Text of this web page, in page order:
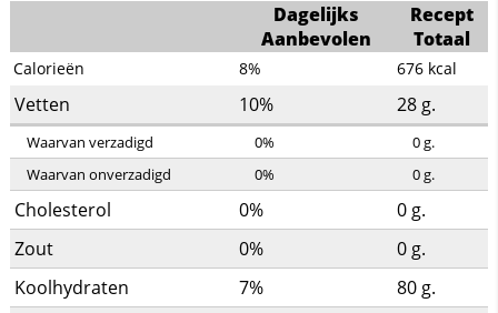
Dagelijks
Aanbevolen
Recept
Totaal
Calorieën 8% 676 kcal
Vetten 10% 28 g.
Waarvan verzadigd 0% 0g.
Waarvan onverzadigd
0% 0g.
Cholesterol 0% 0 g.
Zout
0% 0 g.
Koolhydraten
7% 80 g.